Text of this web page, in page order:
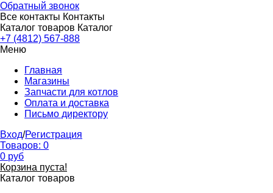
Обратный звонок
Все контакты Контакты
Каталог товаров Каталог
+7 (4812) 567-888
Меню
Главная
Магазины
Запчасти для котлов
Оплата и доставка
Письмо директору
Вход/Регистрация
Товаров: 0
0 руб
Корзина пуста!
Каталог товаров